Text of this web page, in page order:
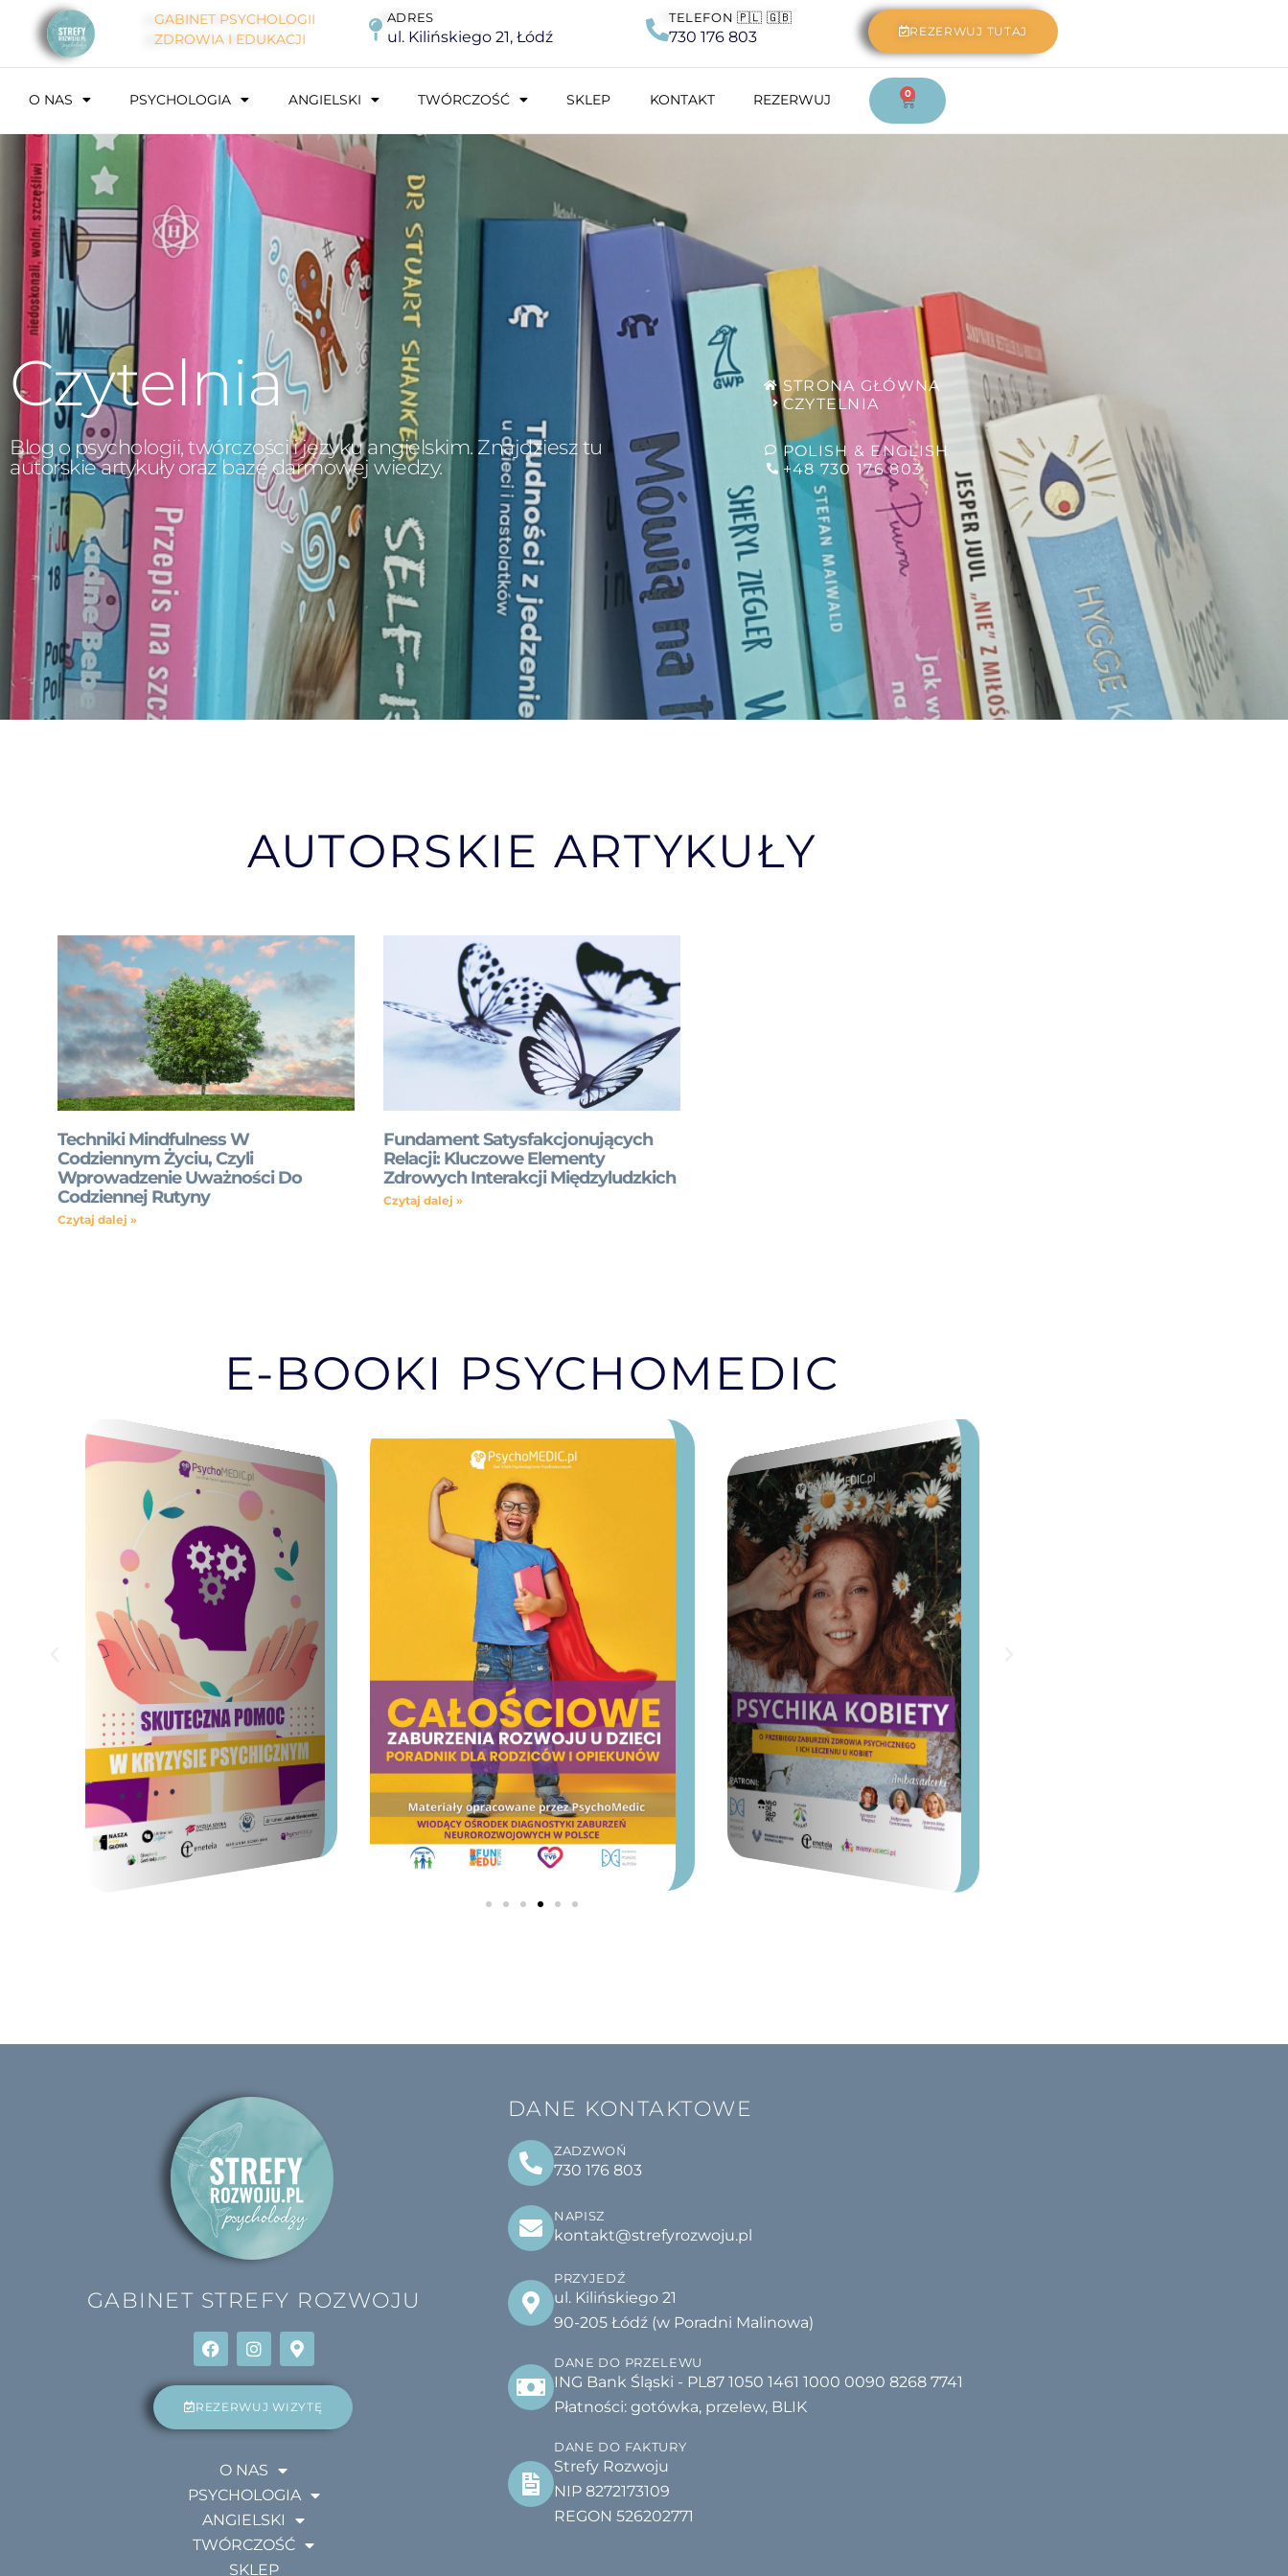
GABINET PSYCHOLOGII
ZDROWIA I EDUKACJI
ADRES
ul. Kilińskiego 21, Łódź
TELEFON 🇵🇱 🇬🇧
730 176 803 REZERWUJ TUTAJ
O NAS PSYCHOLOGIA ANGIELSKI TWÓRCZOŚĆ SKLEP KONTAKT REZERWUJ 0
Czytelnia
Blog o psychologii, twórczości i języku angielskim. Znajdziesz tu
autorskie artykuły oraz bazę darmowej wiedzy.
STRONA GŁÓWNA
CZYTELNIA
POLISH & ENGLISH
+48 730 176 803
AUTORSKIE ARTYKUŁY
Techniki Mindfulness W
Codziennym Życiu, Czyli
Wprowadzenie Uważności Do
Codziennej Rutyny
Czytaj dalej »
Fundament Satysfakcjonujących
Relacji: Kluczowe Elementy
Zdrowych Interakcji Międzyludzkich
Czytaj dalej »
E-BOOKI PSYCHOMEDIC
GABINET STREFY ROZWOJU
REZERWUJ WIZYTĘ
O NAS
PSYCHOLOGIA
ANGIELSKI
TWÓRCZOŚĆ
SKLEP
DANE KONTAKTOWE
ZADZWOŃ
730 176 803
NAPISZ
kontakt@strefyrozwoju.pl
PRZYJEDŹ
ul. Kilińskiego 21
90-205 Łódź (w Poradni Malinowa)
DANE DO PRZELEWU
ING Bank Śląski - PL87 1050 1461 1000 0090 8268 7741
Płatności: gotówka, przelew, BLIK
DANE DO FAKTURY
Strefy Rozwoju
NIP 8272173109
REGON 526202771